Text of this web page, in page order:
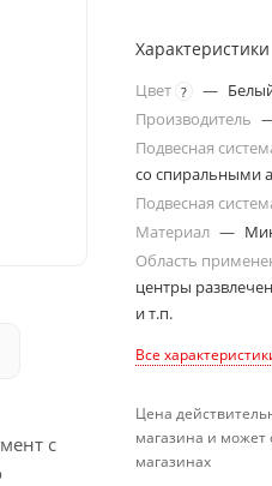
с
Характеристики
Цвет ? —
Производитель
Подвесная
со спиральными
Подвесная
Материал —
Область
центры
и т.п.
Все
Цена
магазина и может
магазинах